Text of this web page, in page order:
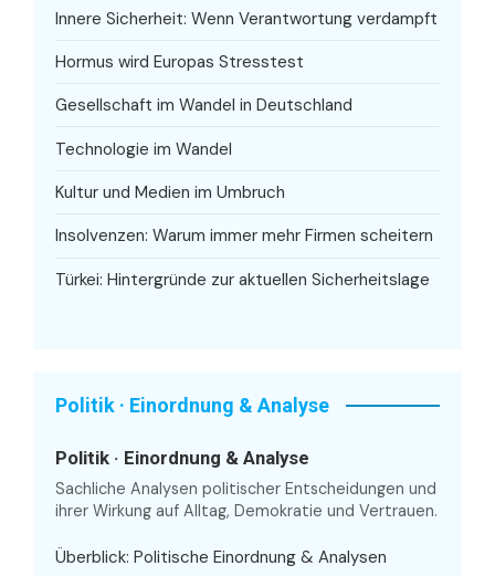
Innere Sicherheit: Wenn Verantwortung verdampft
Hormus wird Europas Stresstest
Gesellschaft im Wandel in Deutschland
Technologie im Wandel
Kultur und Medien im Umbruch
Insolvenzen: Warum immer mehr Firmen scheitern
Türkei: Hintergründe zur aktuellen Sicherheitslage
Politik · Einordnung & Analyse
Politik · Einordnung & Analyse
Sachliche Analysen politischer Entscheidungen und
ihrer Wirkung auf Alltag, Demokratie und Vertrauen.
Überblick: Politische Einordnung & Analysen